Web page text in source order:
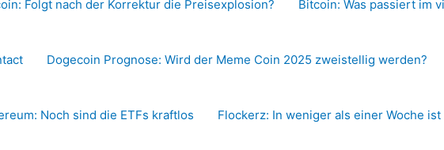
Folgt nach der Korrektur die Preisexplosion? Bitcoin: Was passiert im
Dogecoin Prognose: Wird der Meme Coin 2025 zweistellig werden?
Noch sind die ETFs kraftlos Flockerz: In weniger als einer Woche